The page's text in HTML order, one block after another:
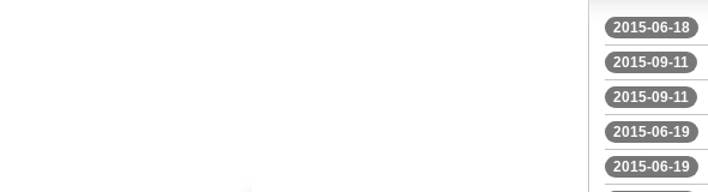
2015-06-18
2015-09-11
2015-09-11
2015-06-19
2015-06-19